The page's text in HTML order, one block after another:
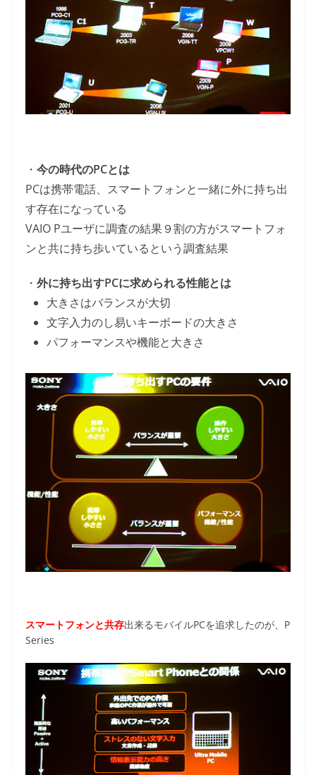
・ 今の時代のPCとは
PCは携帯電話、スマートフォンと一緒に外に持ち出
す存在になっている
VAIO Pユーザに調査の結果９割の方がスマートフォ
ンと共に持ち歩いているという調査結果
・ 外に持ち出すPCに求められる性能とは
大きさはバランスが大切
文字入力のし易いキーボードの大きさ
パフォーマンスや機能と大きさ
スマートフォンと共存出来るモバイルPCを追求したのが、P
Series